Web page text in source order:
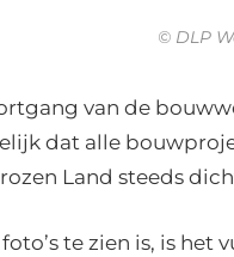
© DLP
van de
dat alle
Land steeds
te zien is, is het